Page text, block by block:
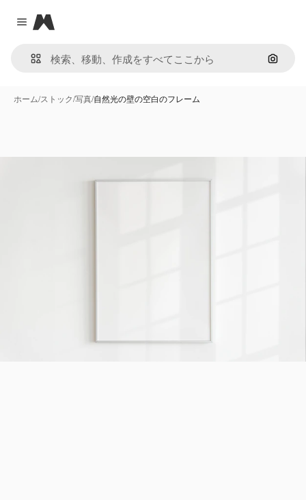
Close menu
Magnific
画像で
ホーム/ストック/写真/自然光の壁の空白のフレーム